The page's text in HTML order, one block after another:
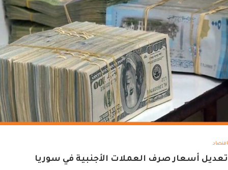
اقتصاد
تعديل أسعار صرف العملات الأجنبية في سوريا